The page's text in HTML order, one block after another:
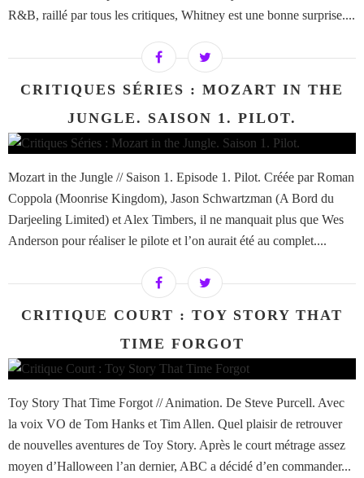
R&B, raillé par tous les critiques, Whitney est une bonne surprise....
CRITIQUES SÉRIES : MOZART IN THE
JUNGLE. SAISON 1. PILOT.
Mozart in the Jungle // Saison 1. Episode 1. Pilot. Créée par Roman
Coppola (Moonrise Kingdom), Jason Schwartzman (A Bord du
Darjeeling Limited) et Alex Timbers, il ne manquait plus que Wes
Anderson pour réaliser le pilote et l’on aurait été au complet....
CRITIQUE COURT : TOY STORY THAT
TIME FORGOT
Toy Story That Time Forgot // Animation. De Steve Purcell. Avec
la voix VO de Tom Hanks et Tim Allen. Quel plaisir de retrouver
de nouvelles aventures de Toy Story. Après le court métrage assez
moyen d’Halloween l’an dernier, ABC a décidé d’en commander...